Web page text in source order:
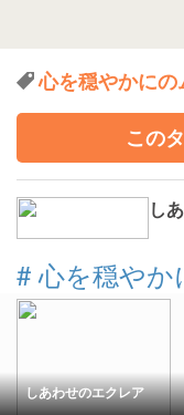
心を穏やかに
この
し
# 心を穏やか
しあわせのエクレア